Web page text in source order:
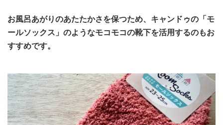
お風呂あがりのあたたかさを保つため、キャンドゥの「モ
ールソックス」のようなモコモコの靴下を活用するのもお
すすめです。